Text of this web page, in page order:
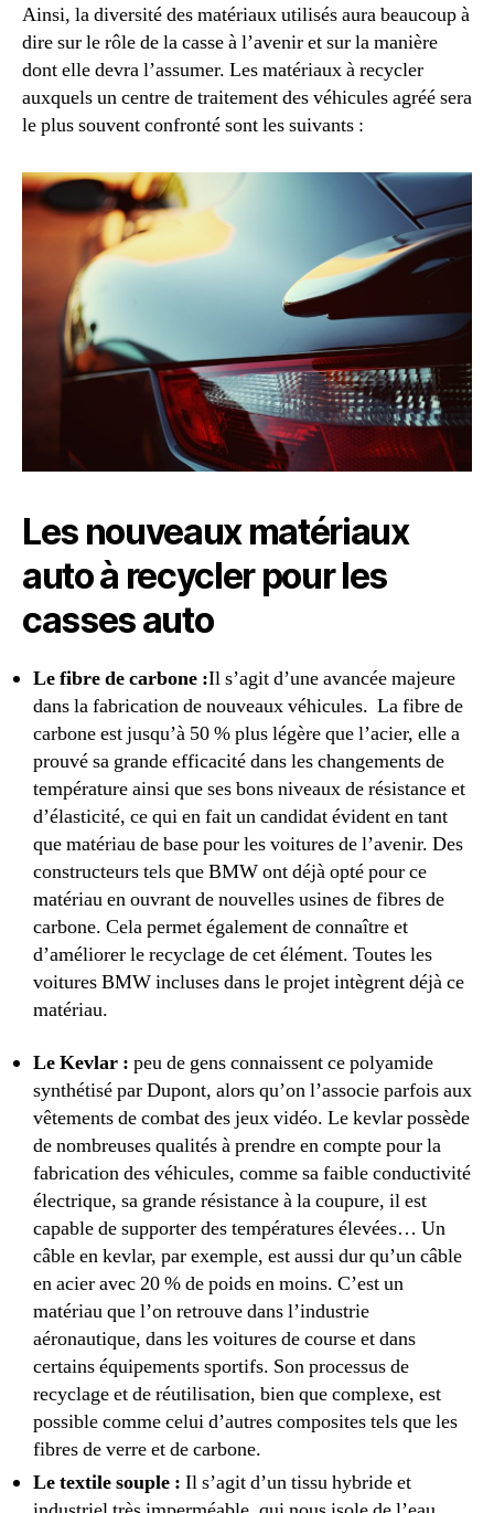
Ainsi, la diversité des matériaux utilisés aura beaucoup à
dire sur le rôle de la casse à l’avenir et sur la manière
dont elle devra l’assumer. Les matériaux à recycler
auxquels un centre de traitement des véhicules agréé sera
le plus souvent confronté sont les suivants :
Les nouveaux matériaux
auto à recycler pour les
casses auto
Le fibre de carbone :Il s’agit d’une avancée majeure
dans la fabrication de nouveaux véhicules. La fibre de
carbone est jusqu’à 50 % plus légère que l’acier, elle a
prouvé sa grande efficacité dans les changements de
température ainsi que ses bons niveaux de résistance et
d’élasticité, ce qui en fait un candidat évident en tant
que matériau de base pour les voitures de l’avenir. Des
constructeurs tels que BMW ont déjà opté pour ce
matériau en ouvrant de nouvelles usines de fibres de
carbone. Cela permet également de connaître et
d’améliorer le recyclage de cet élément. Toutes les
voitures BMW incluses dans le projet intègrent déjà ce
matériau.
Le Kevlar : peu de gens connaissent ce polyamide
synthétisé par Dupont, alors qu’on l’associe parfois aux
vêtements de combat des jeux vidéo. Le kevlar possède
de nombreuses qualités à prendre en compte pour la
fabrication des véhicules, comme sa faible conductivité
électrique, sa grande résistance à la coupure, il est
capable de supporter des températures élevées… Un
câble en kevlar, par exemple, est aussi dur qu’un câble
en acier avec 20 % de poids en moins. C’est un
matériau que l’on retrouve dans l’industrie
aéronautique, dans les voitures de course et dans
certains équipements sportifs. Son processus de
recyclage et de réutilisation, bien que complexe, est
possible comme celui d’autres composites tels que les
fibres de verre et de carbone.
Le textile souple : Il s’agit d’un tissu hybride et